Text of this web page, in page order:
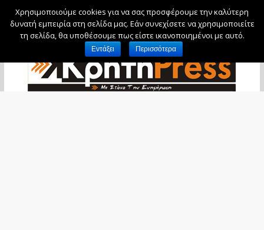
Σάββατο, 8 Αυγούστου, 2026
Χρησιμοποιούμε cookies για να σας προσφέρουμε την καλύτερη
δυνατή εμπειρία στη σελίδα μας. Εάν συνεχίσετε να χρησιμοποιείτε
τη σελίδα, θα υποθέσουμε πως είστε ικανοποιημένοι με αυτό.
Εντάξει Περισσότερα